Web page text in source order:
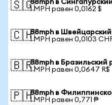
🇸🇬88mph в
1 MPH равен 0,0162 $
🇨🇭88mph в
1 MPH равен 0,0103
🇧🇷88mph в Бразильский
1 MPH равен 0,0647 R$
🇵🇭88mph в
1 MPH равен 0,771 ₱